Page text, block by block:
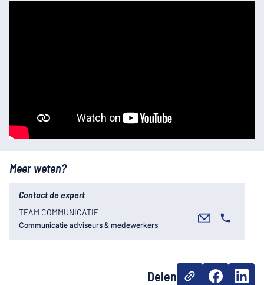
Meer weten?
Contact de expert
TEAM COMMUNICATIE
Communicatie adviseurs & medewerkers
Delen